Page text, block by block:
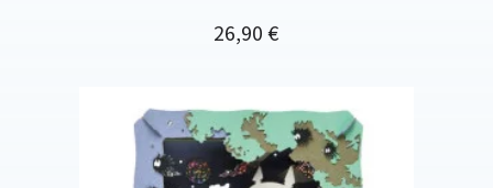
Prix
26,90 €